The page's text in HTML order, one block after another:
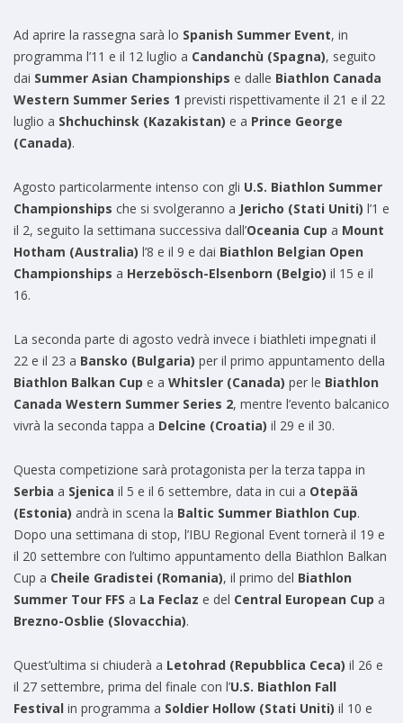
Ad aprire la rassegna sarà lo Spanish Summer Event, in
programma l’11 e il 12 luglio a Candanchù (Spagna), seguito
dai Summer Asian Championships e dalle Biathlon Canada
Western Summer Series 1 previsti rispettivamente il 21 e il 22
luglio a Shchuchinsk (Kazakistan) e a Prince George
(Canada).
Agosto particolarmente intenso con gli U.S. Biathlon Summer
Championships che si svolgeranno a Jericho (Stati Uniti) l’1 e
il 2, seguito la settimana successiva dall’Oceania Cup a Mount
Hotham (Australia) l’8 e il 9 e dai Biathlon Belgian Open
Championships a Herzebösch-Elsenborn (Belgio) il 15 e il
16.
La seconda parte di agosto vedrà invece i biathleti impegnati il
22 e il 23 a Bansko (Bulgaria) per il primo appuntamento della
Biathlon Balkan Cup e a Whitsler (Canada) per le Biathlon
Canada Western Summer Series 2, mentre l’evento balcanico
vivrà la seconda tappa a Delcine (Croatia) il 29 e il 30.
Questa competizione sarà protagonista per la terza tappa in
Serbia a Sjenica il 5 e il 6 settembre, data in cui a Otepää
(Estonia) andrà in scena la Baltic Summer Biathlon Cup.
Dopo una settimana di stop, l’IBU Regional Event tornerà il 19 e
il 20 settembre con l’ultimo appuntamento della Biathlon Balkan
Cup a Cheile Gradistei (Romania), il primo del Biathlon
Summer Tour FFS a La Feclaz e del Central European Cup a
Brezno-Osblie (Slovacchia).
Quest’ultima si chiuderà a Letohrad (Repubblica Ceca) il 26 e
il 27 settembre, prima del finale con l’U.S. Biathlon Fall
Festival in programma a Soldier Hollow (Stati Uniti) il 10 e